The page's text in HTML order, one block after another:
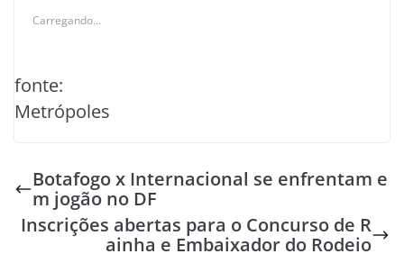
Carregando...
fonte:
Metrópoles
Botafogo x Internacional se enfrentam e
m jogão no DF
Inscrições abertas para o Concurso de R
ainha e Embaixador do Rodeio